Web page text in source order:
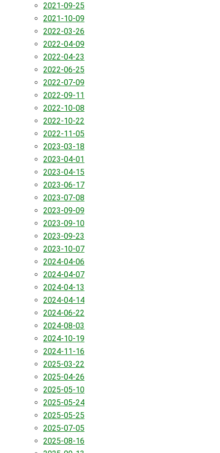
2021-09-25
2021-10-09
2022-03-26
2022-04-09
2022-04-23
2022-06-25
2022-07-09
2022-09-11
2022-10-08
2022-10-22
2022-11-05
2023-03-18
2023-04-01
2023-04-15
2023-06-17
2023-07-08
2023-09-09
2023-09-10
2023-09-23
2023-10-07
2024-04-06
2024-04-07
2024-04-13
2024-04-14
2024-06-22
2024-08-03
2024-10-19
2024-11-16
2025-03-22
2025-04-26
2025-05-10
2025-05-24
2025-05-25
2025-07-05
2025-08-16